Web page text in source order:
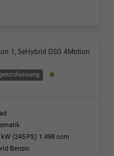
1, 5eHybrid DSG 4Motion
kW (245 PS) 1.498 ccm
Benzin